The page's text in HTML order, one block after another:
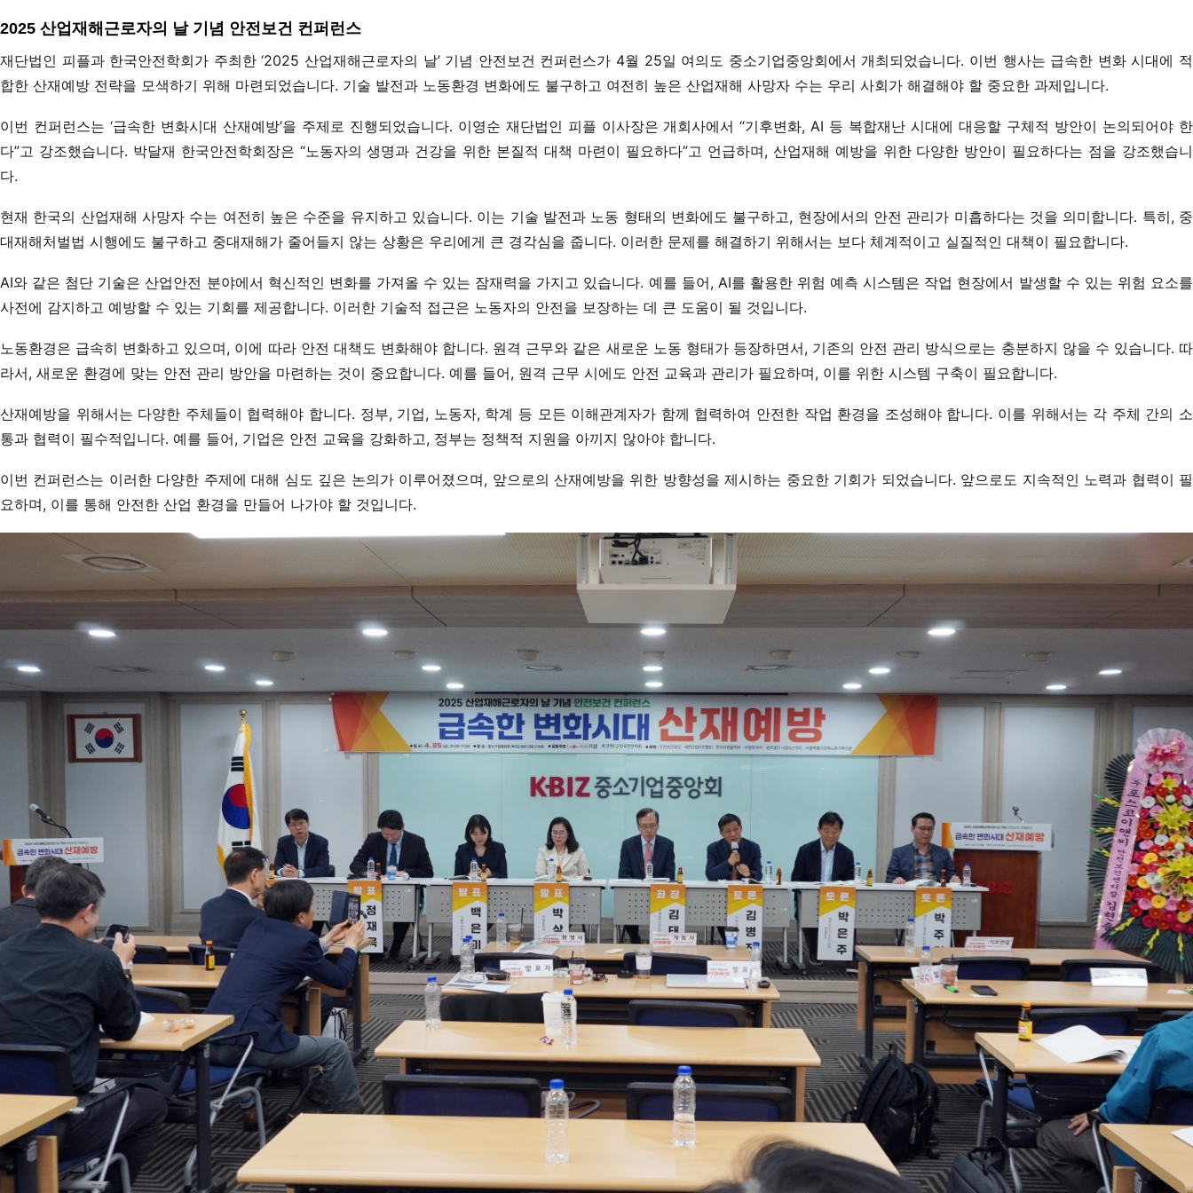
2025 산업재해근로자의 날 기념 안전보건 컨퍼런스
재단법인 피플과 한국안전학회가 주최한 ‘2025 산업재해근로자의 날’ 기념 안전보건 컨퍼런스가 4월 25일 여의도 중소기업중앙회에서 개최되었습니다. 이번 행사는 급속한 변화 시대에 적
합한 산재예방 전략을 모색하기 위해 마련되었습니다. 기술 발전과 노동환경 변화에도 불구하고 여전히 높은 산업재해 사망자 수는 우리 사회가 해결해야 할 중요한 과제입니다.
이번 컨퍼런스는 ‘급속한 변화시대 산재예방’을 주제로 진행되었습니다. 이영순 재단법인 피플 이사장은 개회사에서 “기후변화, AI 등 복합재난 시대에 대응할 구체적 방안이 논의되어야 한
다”고 강조했습니다. 박달재 한국안전학회장은 “노동자의 생명과 건강을 위한 본질적 대책 마련이 필요하다”고 언급하며, 산업재해 예방을 위한 다양한 방안이 필요하다는 점을 강조했습니
다.
현재 한국의 산업재해 사망자 수는 여전히 높은 수준을 유지하고 있습니다. 이는 기술 발전과 노동 형태의 변화에도 불구하고, 현장에서의 안전 관리가 미흡하다는 것을 의미합니다. 특히, 중
대재해처벌법 시행에도 불구하고 중대재해가 줄어들지 않는 상황은 우리에게 큰 경각심을 줍니다. 이러한 문제를 해결하기 위해서는 보다 체계적이고 실질적인 대책이 필요합니다.
AI와 같은 첨단 기술은 산업안전 분야에서 혁신적인 변화를 가져올 수 있는 잠재력을 가지고 있습니다. 예를 들어, AI를 활용한 위험 예측 시스템은 작업 현장에서 발생할 수 있는 위험 요소를
사전에 감지하고 예방할 수 있는 기회를 제공합니다. 이러한 기술적 접근은 노동자의 안전을 보장하는 데 큰 도움이 될 것입니다.
노동환경은 급속히 변화하고 있으며, 이에 따라 안전 대책도 변화해야 합니다. 원격 근무와 같은 새로운 노동 형태가 등장하면서, 기존의 안전 관리 방식으로는 충분하지 않을 수 있습니다. 따
라서, 새로운 환경에 맞는 안전 관리 방안을 마련하는 것이 중요합니다. 예를 들어, 원격 근무 시에도 안전 교육과 관리가 필요하며, 이를 위한 시스템 구축이 필요합니다.
산재예방을 위해서는 다양한 주체들이 협력해야 합니다. 정부, 기업, 노동자, 학계 등 모든 이해관계자가 함께 협력하여 안전한 작업 환경을 조성해야 합니다. 이를 위해서는 각 주체 간의 소
통과 협력이 필수적입니다. 예를 들어, 기업은 안전 교육을 강화하고, 정부는 정책적 지원을 아끼지 않아야 합니다.
이번 컨퍼런스는 이러한 다양한 주제에 대해 심도 깊은 논의가 이루어졌으며, 앞으로의 산재예방을 위한 방향성을 제시하는 중요한 기회가 되었습니다. 앞으로도 지속적인 노력과 협력이 필
요하며, 이를 통해 안전한 산업 환경을 만들어 나가야 할 것입니다.